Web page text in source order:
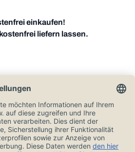
einkaufen!
liefern lassen.